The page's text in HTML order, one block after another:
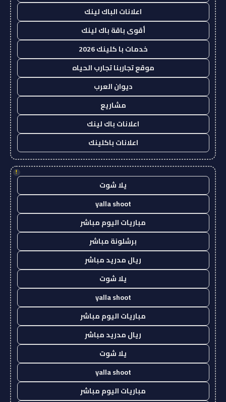
اعلانات الباك لينك
أقوى باقة باك لينك
خدمات با كلينك 2026
موقع تجاربنا تجارب الحياه
ديوان العرب
مشاريع
اعلانات باك لينك
اعلانات باكلينك
!
يلا شوت
yalla shoot
مباريات اليوم مباشر
برشلونة مباشر
ريال مدريد مباشر
يلا شوت
yalla shoot
مباريات اليوم مباشر
ريال مدريد مباشر
يلا شوت
yalla shoot
مباريات اليوم مباشر